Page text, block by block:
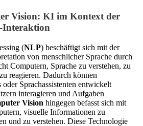
Vision: KI im Kontext der
Interaktion
(NLP) beschäftigt sich mit der
von menschlicher Sprache durch
Computern, Sprache zu verstehen, zu
reagieren. Dadurch können
Sprachassistenten entwickelt
interagieren und Aufgaben
Vision hingegen befasst sich mit
visuelle Informationen zu
und zu verstehen. Diese Technologie